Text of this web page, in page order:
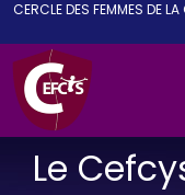
Passer
au
contenu
CERCLE DES FEMMES DE LA
ACCUEIL
CEFCYS
Le